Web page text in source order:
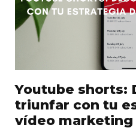
Youtube shorts:
triunfar con tu
vídeo marketing